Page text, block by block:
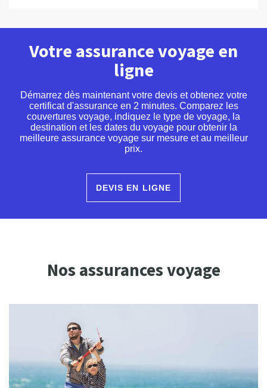
Votre assurance voyage en
ligne
Démarrez dès maintenant votre devis et obtenez votre
certificat d'assurance en 2 minutes. Comparez les
couvertures voyage, indiquez le type de voyage, la
destination et les dates du voyage pour obtenir la
meilleure assurance voyage sur mesure et au meilleur
prix.
DEVIS EN LIGNE
Nos assurances voyage